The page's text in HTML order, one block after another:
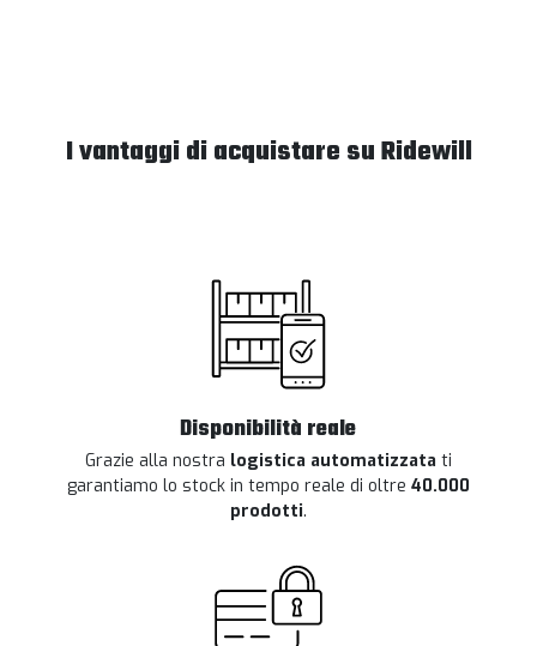
I vantaggi di acquistare su Ridewill
Disponibilità reale
Grazie alla nostra logistica automatizzata ti
garantiamo lo stock in tempo reale di oltre 40.000
prodotti.